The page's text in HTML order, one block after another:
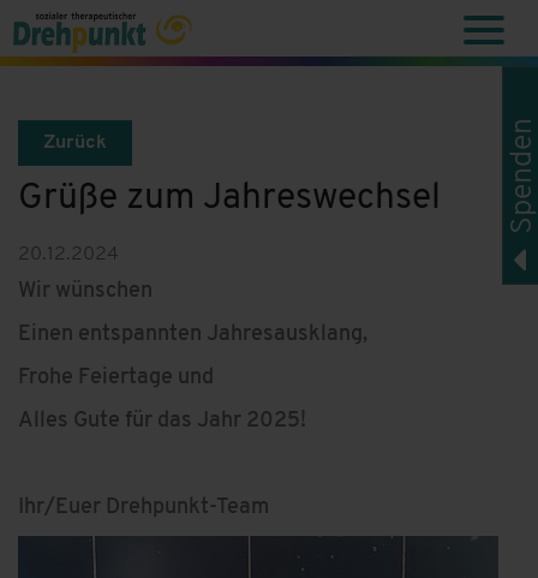
Zurück
Grüße zum Jahreswechsel
20.12.2024
Wir wünschen
Einen entspannten Jahresausklang,
Frohe Feiertage und
Alles Gute für das Jahr 2025!
Ihr/Euer Drehpunkt-Team
Spenden